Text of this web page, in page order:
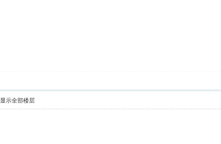
显示全部楼层